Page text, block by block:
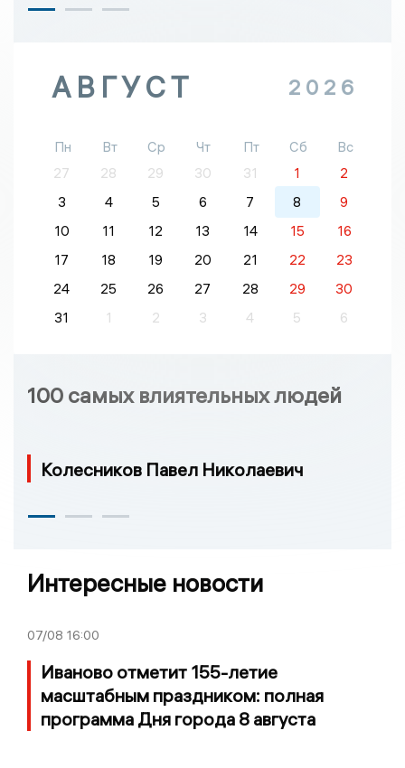
АВГУСТ 2026
Пн Вт Ср Чт Пт Сб
Вс
27
28 29 30 31 1
2
3
4 5 6 7 8
9
10
11 12 13 14 15
16
17
18 19 20 21 22
23
24
25 26 27 28 29
30
31
1 2 3 4 5 6
100 самых влиятельных людей
Колесников Павел Николаевич
Интересные новости
07/08 16:00
Иваново отметит 155-летие
масштабным праздником: полная
программа Дня города 8 августа